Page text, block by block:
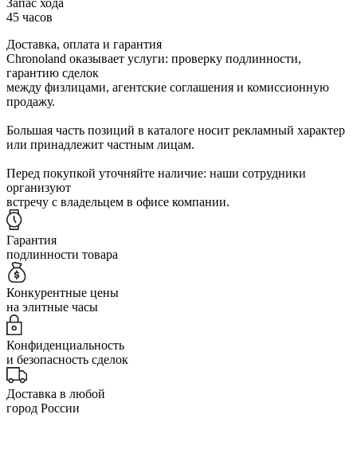
45 часов
Доставка, оплата и гарантия
Chronoland оказывает услуги: проверку подлинности,
гарантию сделок
между физлицами, агентские соглашения и комиссионную
продажу.
Большая часть позиций в каталоге носит рекламный характер
или принадлежит частным лицам.
Перед покупкой уточняйте наличие: наши сотрудники
организуют
встречу с владельцем в офисе компании.
Гарантия
подлинности товара
Конкурентные цены
на элитные часы
Конфиденциальность
и безопасность сделок
Доставка в любой
город России